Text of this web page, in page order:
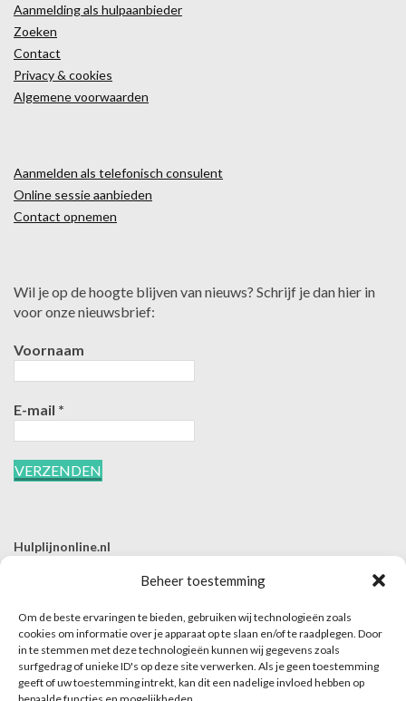
Beheer toestemming
Om de beste ervaringen te bieden, gebruiken wij technologieën zoals
cookies om informatie over je apparaat op te slaan en/of te raadplegen. Door
in te stemmen met deze technologieën kunnen wij gegevens zoals
surfgedrag of unieke ID's op deze site verwerken. Als je geen toestemming
geeft of uw toestemming intrekt, kan dit een nadelige invloed hebben op
Aanmelding als hulpaanbieder
Zoeken
Contact
Privacy & cookies
Algemene voorwaarden
Aanmelden als telefonisch consulent
Online sessie aanbieden
Contact opnemen
Wil je op de hoogte blijven van nieuws? Schrijf je dan hier in
voor onze nieuwsbrief:
Voornaam
E-mail *
Hulplijnonline.nl
E | info@hulplijnonline.nl
Contactformulier
Over Hulplijnonline.nl
Het team van Hulplijnonline.nl